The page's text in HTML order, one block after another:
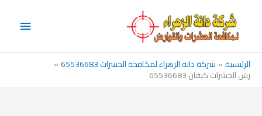
المحتوى
الرئيسية شركة دانة الزهراء لمكافحة الحشرات 65536683
رش الحشرات كيفان 65536683